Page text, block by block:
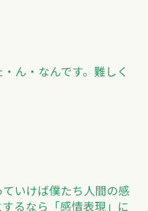
ん・なんです。難しく
いけば僕たち人間の感
るなら「感情表現」に